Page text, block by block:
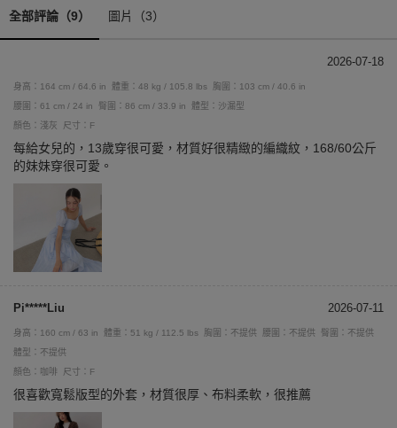
全部評論（9） 圖片（3）
2026-07-18
身高：164 cm / 64.6 in 體重：48 kg / 105.8 lbs
胸圍：103 cm / 40.6 in
腰圍：61 cm / 24 in
臀圍：86 cm / 33.9 in
體型：沙漏型
顏色：淺灰
尺寸：F
每給女兒的，13歲穿很可愛，材質好很精緻的編織紋，168/60公斤
的妹妹穿很可愛。
Pi*****Liu 2026-07-11
身高：160 cm / 63 in 體重：51 kg / 112.5 lbs 胸圍：不提供 腰圍：不提供
臀圍：不提供
體型：不提供
顏色：咖啡
尺寸：F
很喜歡寬鬆版型的外套，材質很厚、布料柔軟，很推薦